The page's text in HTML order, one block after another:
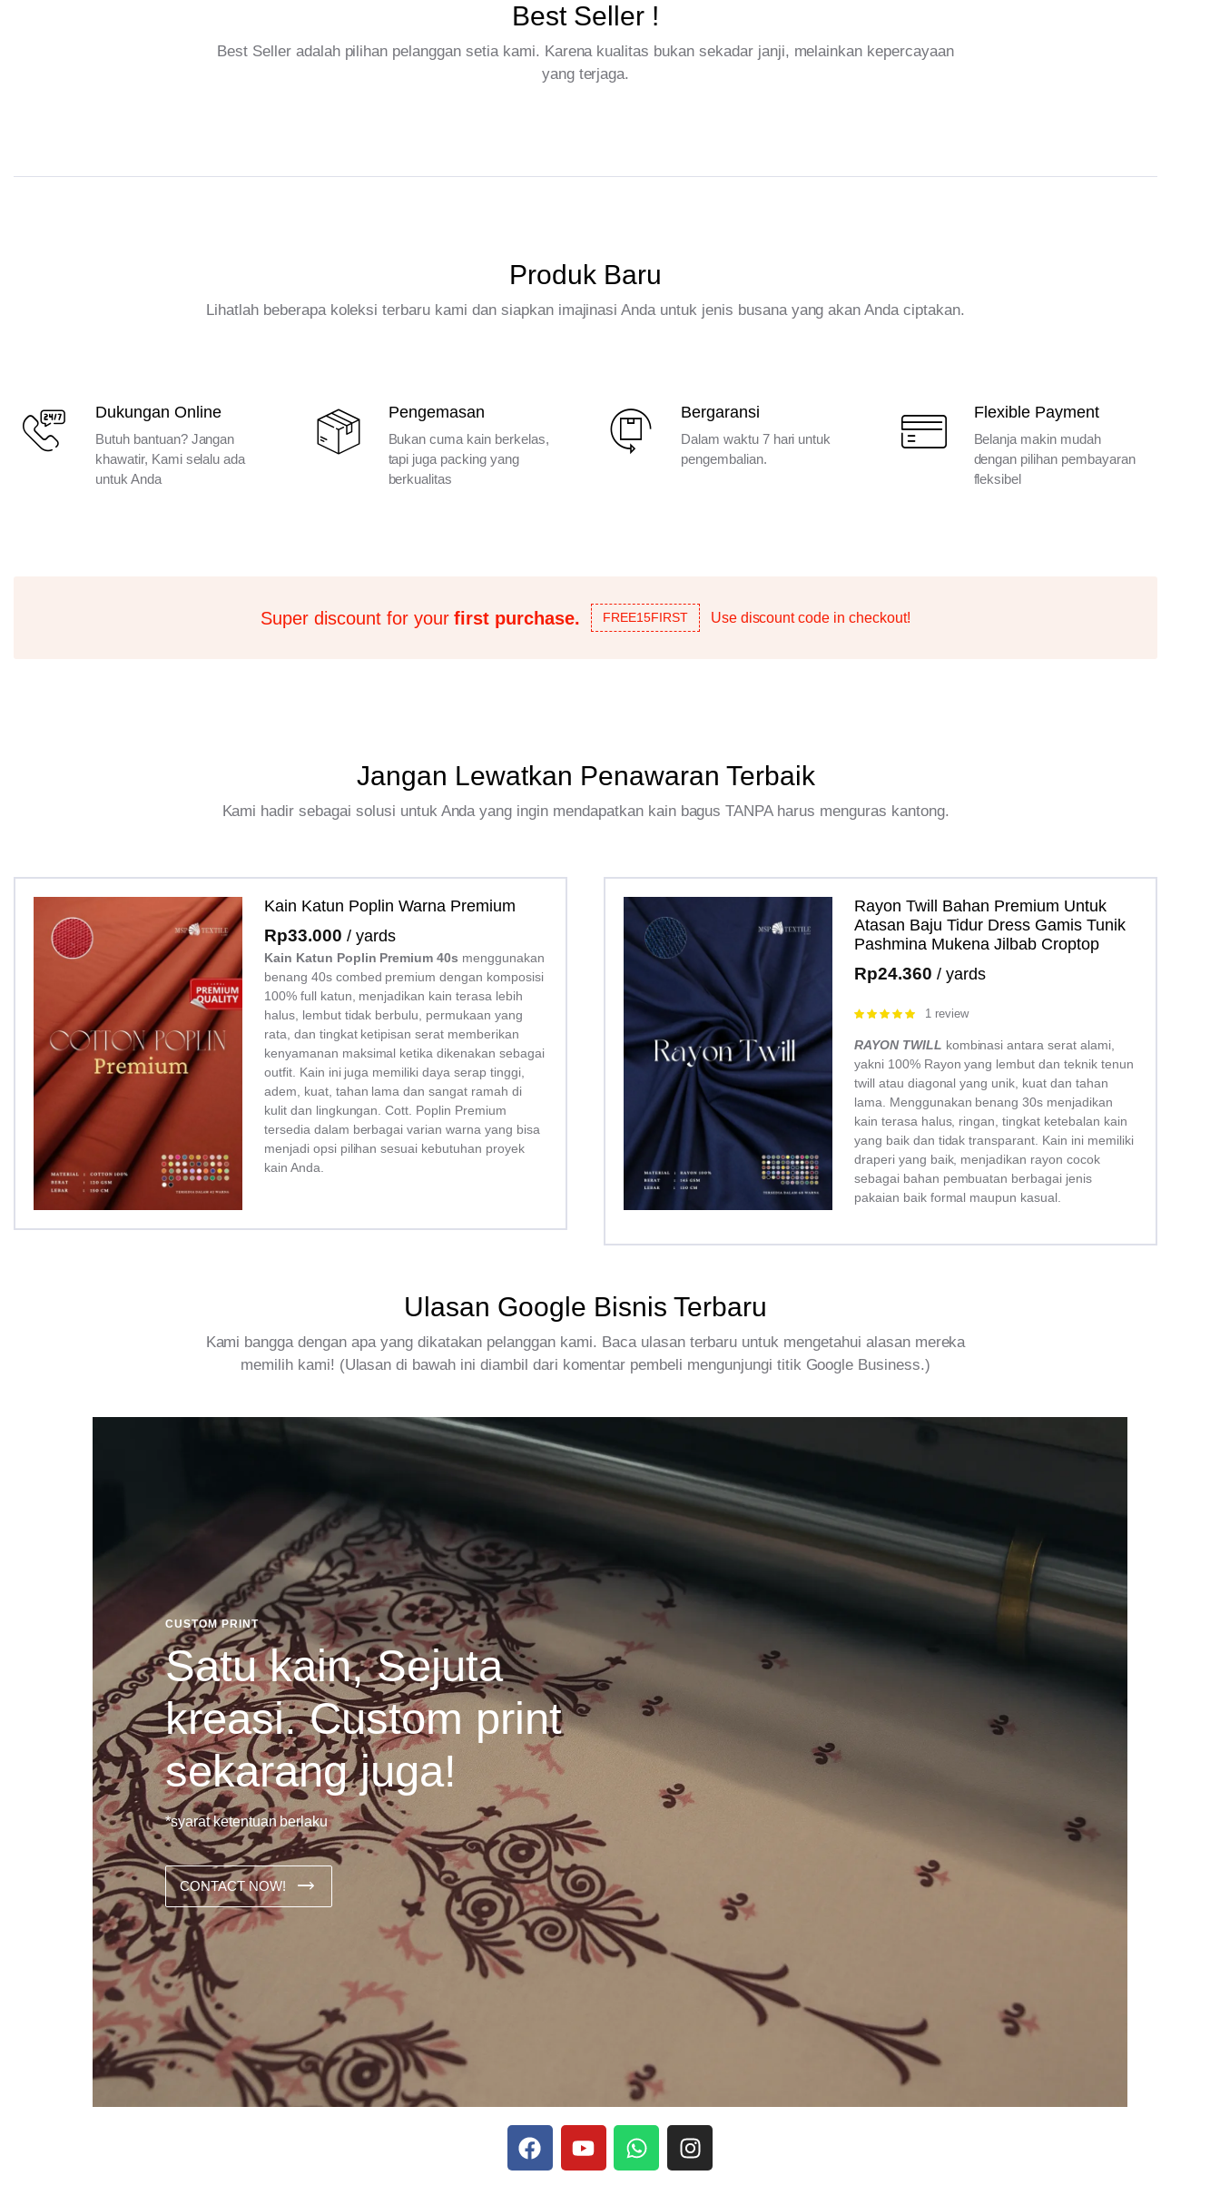
Best Seller !
Best Seller adalah pilihan pelanggan setia kami. Karena kualitas bukan sekadar janji, melainkan kepercayaan
yang terjaga.
Produk Baru
Lihatlah beberapa koleksi terbaru kami dan siapkan imajinasi Anda untuk jenis busana yang akan Anda ciptakan.
Dukungan Online
Butuh bantuan? Jangan
khawatir, Kami selalu ada
untuk Anda
Pengemasan
Bukan cuma kain berkelas,
tapi juga packing yang
berkualitas
Bergaransi
Dalam waktu 7 hari untuk
pengembalian.
Flexible Payment
Belanja makin mudah
dengan pilihan pembayaran
fleksibel
Super discount for yourfirst purchase. FREE15FIRST Use discount code in checkout!
Jangan Lewatkan Penawaran Terbaik
Kami hadir sebagai solusi untuk Anda yang ingin mendapatkan kain bagus TANPA harus menguras kantong.
Kain Katun Poplin Warna Premium
Rp33.000 / yards
Kain Katun Poplin Premium 40s menggunakan
benang 40s combed premium dengan komposisi
100% full katun, menjadikan kain terasa lebih
halus, lembut tidak berbulu, permukaan yang
rata, dan tingkat ketipisan serat memberikan
kenyamanan maksimal ketika dikenakan sebagai
outfit. Kain ini juga memiliki daya serap tinggi,
adem, kuat, tahan lama dan sangat ramah di
kulit dan lingkungan. Cott. Poplin Premium
tersedia dalam berbagai varian warna yang bisa
menjadi opsi pilihan sesuai kebutuhan proyek
kain Anda.
Rayon Twill Bahan Premium Untuk
Atasan Baju Tidur Dress Gamis Tunik
Pashmina Mukena Jilbab Croptop
Rp24.360 / yards
Rated
1 review
RAYON TWILL kombinasi antara serat alami,
yakni 100% Rayon yang lembut dan teknik tenun
twill atau diagonal yang unik, kuat dan tahan
lama. Menggunakan benang 30s menjadikan
kain terasa halus, ringan, tingkat ketebalan kain
yang baik dan tidak transparant. Kain ini memiliki
draperi yang baik, menjadikan rayon cocok
sebagai bahan pembuatan berbagai jenis
pakaian baik formal maupun kasual.
Ulasan Google Bisnis Terbaru
Kami bangga dengan apa yang dikatakan pelanggan kami. Baca ulasan terbaru untuk mengetahui alasan mereka
memilih kami! (Ulasan di bawah ini diambil dari komentar pembeli mengunjungi titik Google Business.)
CUSTOM PRINT
Satu kain, Sejuta
kreasi. Custom print
sekarang juga!
*syarat ketentuan berlaku
CONTACT NOW!